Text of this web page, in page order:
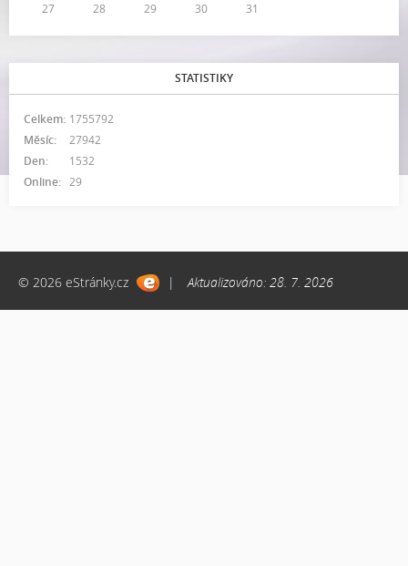
27
28 29 30 31
STATISTIKY
Online: 29
Celkem: 1755792
Měsíc:
27942
Den:
1532
© 2026 eStránky.cz | Aktualizováno: 28. 7. 2026